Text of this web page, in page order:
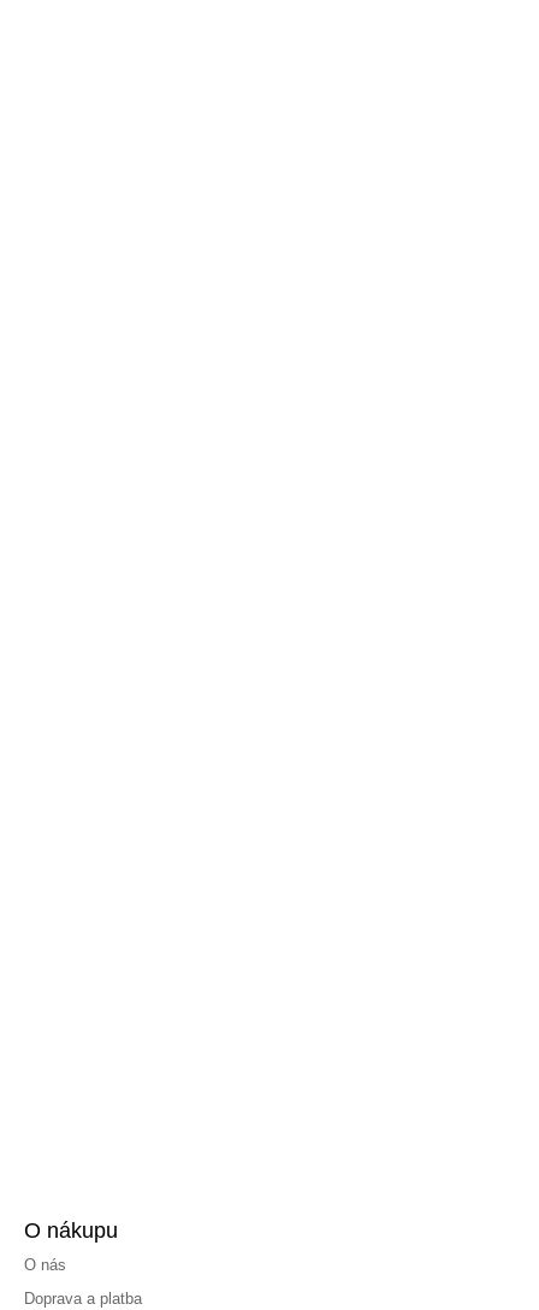
O nákupu
O nás
Doprava a platba